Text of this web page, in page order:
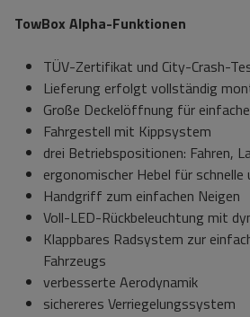
TowBox Alpha-Funktionen
TÜV-Zertifikat und City-Crash-
Lieferung erfolgt vollständig
Große Deckelöffnung für
Fahrgestell mit Kippsystem
drei Betriebspositionen: Fahren,
ergonomischer Hebel für
Handgriff zum einfachen Neigen
Voll-LED-Rückbeleuchtung mit
Klappbares Radsystem zur
Fahrzeugs
verbesserte Aerodynamik
sichereres Verriegelungssystem